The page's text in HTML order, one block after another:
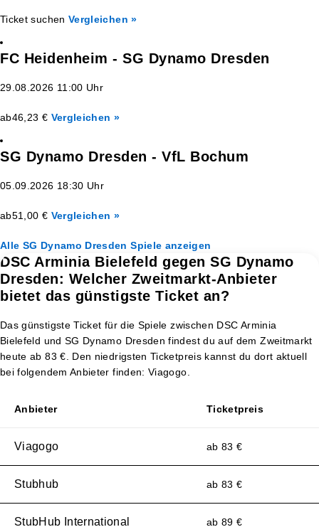
Ticket suchen Vergleichen »
FC Heidenheim - SG Dynamo Dresden
29.08.2026 11:00 Uhr
ab46,23 € Vergleichen »
SG Dynamo Dresden - VfL Bochum
05.09.2026 18:30 Uhr
ab51,00 € Vergleichen »
Alle SG Dynamo Dresden Spiele anzeigen
DSC Arminia Bielefeld gegen SG Dynamo
Dresden: Welcher Zweitmarkt-Anbieter
bietet das günstigste Ticket an?
Das günstigste Ticket für die Spiele zwischen DSC Arminia
Bielefeld und SG Dynamo Dresden findest du auf dem Zweitmarkt
heute ab 83 €. Den niedrigsten Ticketpreis kannst du dort aktuell
bei folgendem Anbieter finden: Viagogo.
Anbieter Ticketpreis
Viagogo ab 83 €
Stubhub ab 83 €
StubHub International ab 89 €